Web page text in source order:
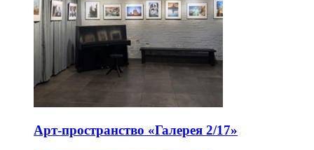
Арт-пространство «Галерея 2/17»